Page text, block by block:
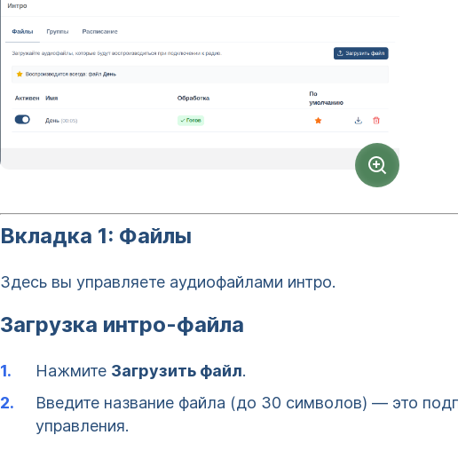
Вкладка 1: Файлы
Здесь вы управляете аудиофайлами интро.
Загрузка интро-файла
Нажмите Загрузить файл.
Введите название файла (до 30 символов) — это
управления.